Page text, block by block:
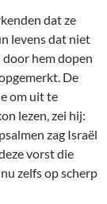
dat ze
levens dat niet
hem dopen
De
om uit te
lezen, zei hij:
zag Israël
vorst die
zelfs op scherp